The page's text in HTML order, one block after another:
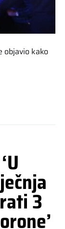
objavio kako
3